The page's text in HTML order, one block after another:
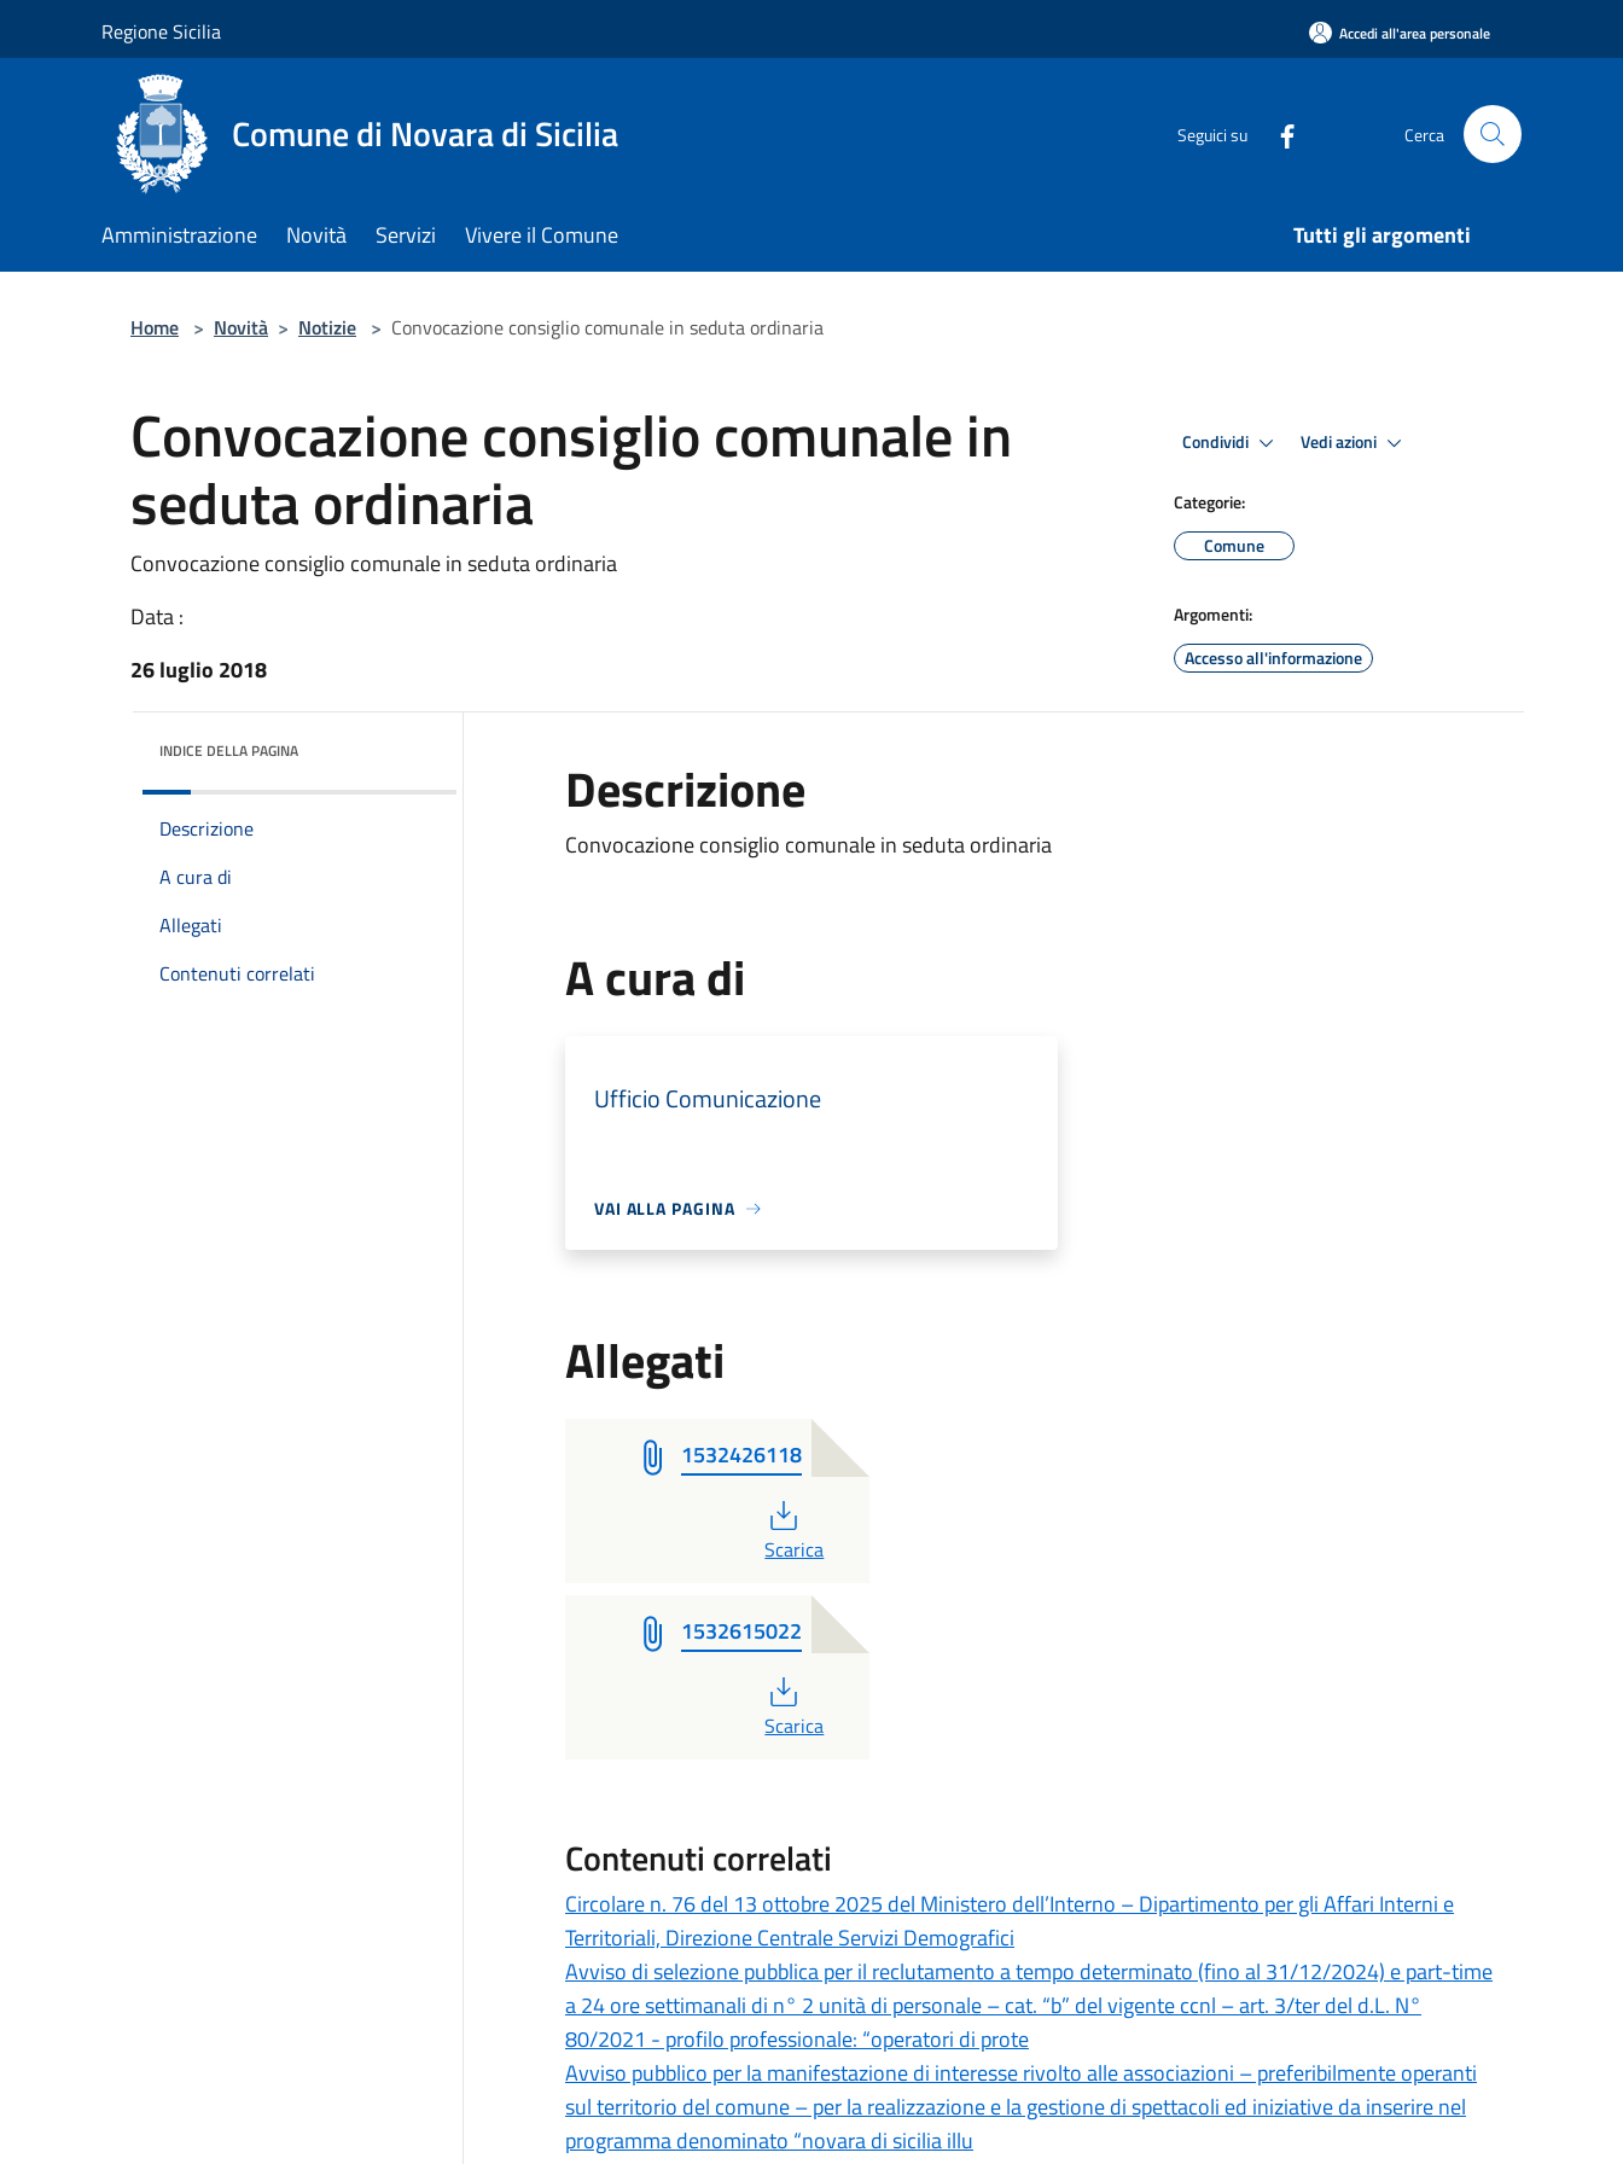
Regione Sicilia Accedi all'area personale
Comune di Novara di Sicilia Seguici su Cerca
Amministrazione Novità Servizi Vivere il Comune Tutti gli argomenti
Home > Novità > Notizie > Convocazione consiglio comunale in seduta ordinaria
Convocazione consiglio comunale in
seduta ordinaria
Convocazione consiglio comunale in seduta ordinaria
Data :
26 luglio 2018
Condividi Vedi azioni
Categorie:
Comune
Argomenti:
Accesso all'informazione
INDICE DELLA PAGINA
Descrizione
A cura di
Allegati
Contenuti correlati
Descrizione
Convocazione consiglio comunale in seduta ordinaria
A cura di
Ufficio Comunicazione
VAI ALLA PAGINA
Allegati
1532426118
PDF
Scarica
1532615022
PDF
Scarica
Contenuti correlati
Circolare n. 76 del 13 ottobre 2025 del Ministero dell’Interno – Dipartimento per gli Affari Interni e
Territoriali, Direzione Centrale Servizi Demografici
Avviso di selezione pubblica per il reclutamento a tempo determinato (fino al 31/12/2024) e part-time
a 24 ore settimanali di n° 2 unità di personale – cat. “b” del vigente ccnl – art. 3/ter del d.L. N°
80/2021 - profilo professionale: “operatori di prote
Avviso pubblico per la manifestazione di interesse rivolto alle associazioni – preferibilmente operanti
sul territorio del comune – per la realizzazione e la gestione di spettacoli ed iniziative da inserire nel
programma denominato “novara di sicilia illu